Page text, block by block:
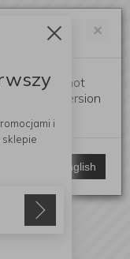
×
is not
English version
Switch to English
i
sklepie